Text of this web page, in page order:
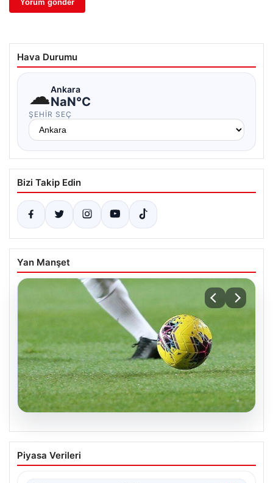
Hava Durumu
☁Ankara
NaN°C
ŞEHIR SEÇ
Bizi Takip Edin
Yan Manşet
Bugün hangi maçlar var? 08 Ağustos
Cumartesi 2026 günün maç programı,
Piyasa Verileri